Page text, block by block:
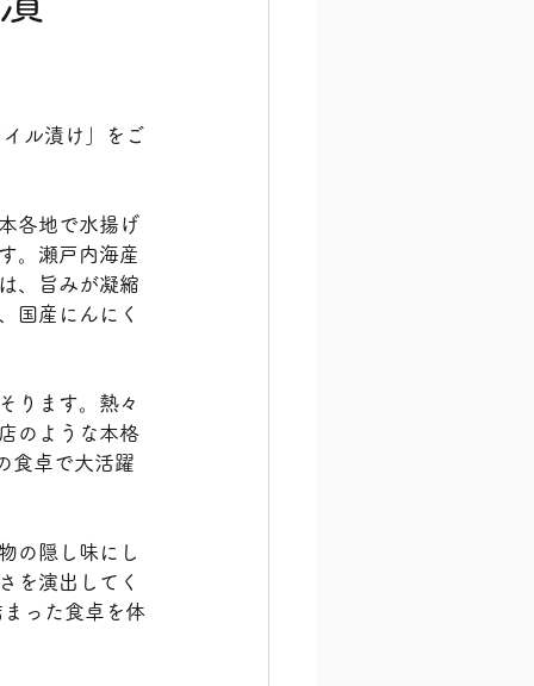
ル漬け」をご
各地で水揚げ
。瀬戸内海産
、旨みが凝縮
国産にんにく
ります。熱々
のような本格
食卓で大活躍
の隠し味にし
を演出してく
った食卓を体